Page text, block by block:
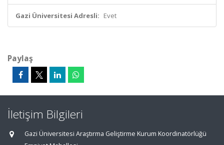
Gazi Üniversitesi Adresli: Evet
Paylaş
İletişim Bilgileri
Gazi Üniversitesi Araştırma Geliştirme Kurum Koordinatörlüğü